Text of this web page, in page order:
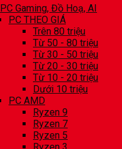
PC Gaming, Đồ Hoạ, AI
PC THEO GIÁ
Trên 80 triệu
Từ 50 - 80 triệu
Từ 30 - 50 triệu
Từ 20 - 30 triệu
Từ 10 - 20 triệu
Dưới 10 triệu
PC AMD
Ryzen 9
Ryzen 7
Ryzen 5